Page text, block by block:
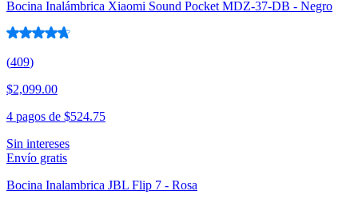
Bocina Inalámbrica Xiaomi Sound Pocket MDZ-37-DB - Negro
(409)
$2,099.00
4 pagos de $524.75
Sin intereses
Envío gratis
Bocina Inalambrica JBL Flip 7 - Rosa